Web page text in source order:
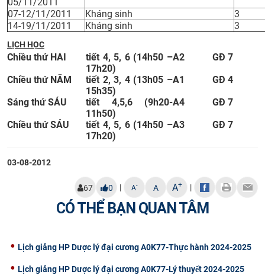
07-12/11/2011 Kháng sinh
3
14-19/11/2011
Kháng sinh 3
LỊCH HỌC
Chiều thứ HAI
tiết 4, 5, 6 (14h50 –
17h20)
A2
GĐ 7
Chiều thứ NĂM
tiết 2, 3, 4 (13h05 –
15h35)
A1
GĐ 4
Sáng thứ SÁU
tiết 4,5,6 (9h20-
11h50)
A4
GĐ 7
Chiều thứ SÁU
tiết 4, 5, 6 (14h50 –
17h20)
A3 GĐ 7
03-08-2012
67 0 | A- A A+ |
CÓ THỂ BẠN QUAN TÂM
Lịch giảng HP Dược lý đại cương A0K77-Thực hành 2024-2025
Lịch giảng HP Dược lý đại cương A0K77-Lý thuyết 2024-2025